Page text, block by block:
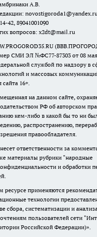
А.В.
42, 89041001090
вопросов: x2dt@mail.ru
СМИ ЭЛ №ФС77-87303 от 08 мая
службой по надзору в
и массовых
сайта 16+.
на данном сайте,
РФ об авторском
кем-либо в какой бы то ни
распространению,
правообладателя.
ответственности за
материалы рубрики "народные
и обработки
.
применяются
технологии
сбора, систематизации и
пользователей сети
Российской Федерации)».